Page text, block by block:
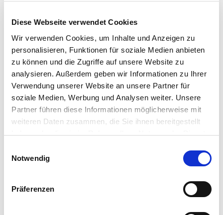
Diese Webseite verwendet Cookies
Wir verwenden Cookies, um Inhalte und Anzeigen zu
personalisieren, Funktionen für soziale Medien anbieten
zu können und die Zugriffe auf unsere Website zu
analysieren. Außerdem geben wir Informationen zu Ihrer
Verwendung unserer Website an unsere Partner für
soziale Medien, Werbung und Analysen weiter. Unsere
Partner führen diese Informationen möglicherweise mit
weiteren Daten zusammen, die Sie ihnen bereitgestellt
haben oder die sie im Rahmen Ihrer Nutzung der Dienste
Cookies, wenn Sie unsere Webseite weiterhin nutzen.
Notwendig
Präferenzen
Nachname
Firma
Straße
Nr.
Ort
Land
Telefonnummer